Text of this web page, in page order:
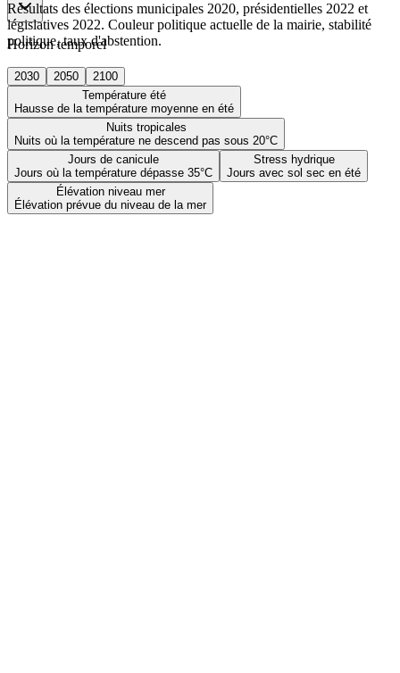
Horizon temporel
2030 2050
2100
Température été
Hausse de la température moyenne en été
Nuits tropicales
Nuits où la température ne descend pas sous 20°C
Jours de canicule
Jours où la température dépasse 35°C
Stress hydrique
Jours avec sol sec en été
Élévation niveau mer
Élévation prévue du niveau de la mer
Résultats des élections municipales 2020, présidentielles 2022 et
législatives 2022. Couleur politique actuelle de la mairie, stabilité
politique, taux d'abstention.